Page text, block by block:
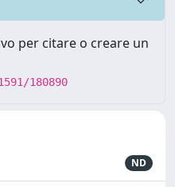
per citare o creare un
180890
ND